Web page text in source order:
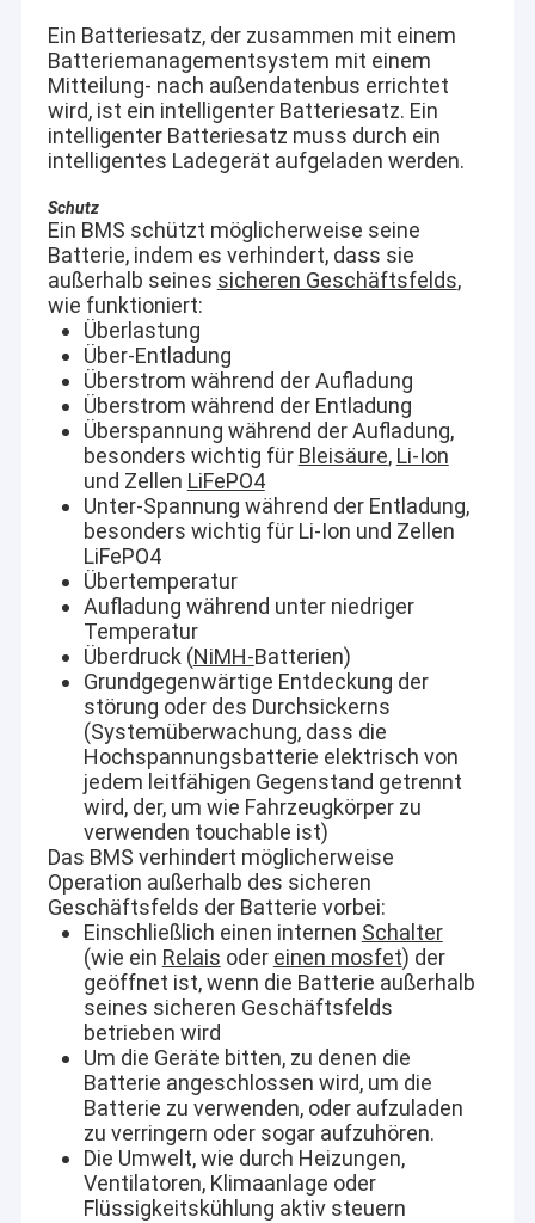
Ein Batteriesatz, der zusammen mit einem
Batteriemanagementsystem mit einem
Mitteilung- nach außendatenbus errichtet
wird, ist ein intelligenter Batteriesatz. Ein
intelligenter Batteriesatz muss durch ein
intelligentes Ladegerät aufgeladen werden.
Schutz
Ein BMS schützt möglicherweise seine
Batterie, indem es verhindert, dass sie
außerhalb seines sicheren Geschäftsfelds,
wie funktioniert:
Überlastung
Über-Entladung
Überstrom während der Aufladung
Überstrom während der Entladung
Überspannung während der Aufladung,
besonders wichtig für Bleisäure, Li-Ion
und Zellen LiFePO4
Unter-Spannung während der Entladung,
besonders wichtig für Li-Ion und Zellen
LiFePO4
Übertemperatur
Aufladung während unter niedriger
Temperatur
Überdruck (NiMH-Batterien)
Grundgegenwärtige Entdeckung der
störung oder des Durchsickerns
(Systemüberwachung, dass die
Hochspannungsbatterie elektrisch von
jedem leitfähigen Gegenstand getrennt
wird, der, um wie Fahrzeugkörper zu
verwenden touchable ist)
Das BMS verhindert möglicherweise
Operation außerhalb des sicheren
Geschäftsfelds der Batterie vorbei:
Einschließlich einen internen Schalter
(wie ein Relais oder einen mosfet) der
geöffnet ist, wenn die Batterie außerhalb
seines sicheren Geschäftsfelds
betrieben wird
Um die Geräte bitten, zu denen die
Batterie angeschlossen wird, um die
Batterie zu verwenden, oder aufzuladen
zu verringern oder sogar aufzuhören.
Die Umwelt, wie durch Heizungen,
Ventilatoren, Klimaanlage oder
Flüssigkeitskühlung aktiv steuern